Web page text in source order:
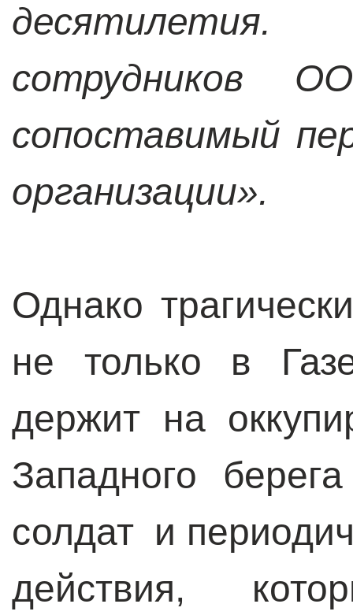
сотрудников
сопоставимый
организации».
Однако
не только в
держит на
Западного
солдат и
действия,